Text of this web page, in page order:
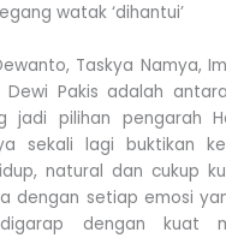
watak ‘dihantui’
Taskya Namya,
Dewi Pakis adalah
jadi pilihan pengarah
sekali lagi buktikan
natural dan cukup
dengan setiap emosi
dengan kuat